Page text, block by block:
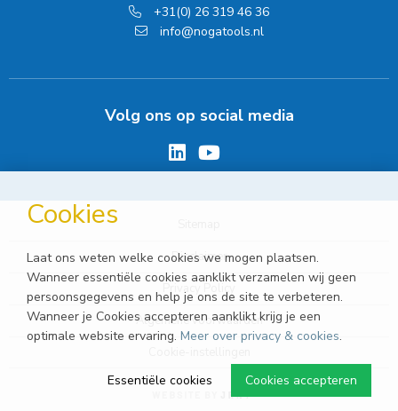
Cookies
Laat ons weten welke cookies we mogen plaatsen.
Wanneer essentiële cookies aanklikt verzamelen wij geen
persoonsgegevens en help je ons de site te verbeteren.
Wanneer je Cookies accepteren aanklikt krijg je een
optimale website ervaring. Meer over privacy & cookies.
Cookies accepteren
Essentiële cookies
+31(0) 26 319 46 36
info@nogatools.nl
Volg ons op social media
Disclaimer
Privacy Policy
Algemene voorwaarden